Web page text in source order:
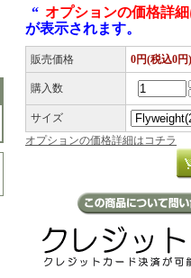
“ オプションの価格詳
が表示されます。
販売価格 0円(税込0円)
購入数
サイズ
オプションの価格詳細はコチラ